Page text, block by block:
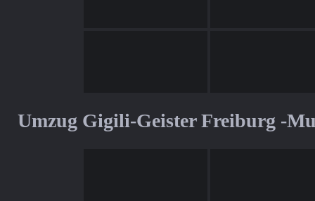
Umzug Gigili-Geister Freiburg -